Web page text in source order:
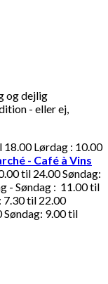
og dejlig
- eller ej,
Lørdag : 10.00
- Café à Vins
til 24.00 Søndag:
- Søndag : 11.00 til
7.30 til 22.00
9.00 til